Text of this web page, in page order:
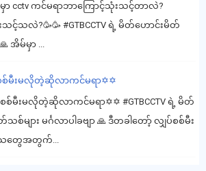
ာ cctv ကင်မရာဘာကြောင့်သုံးသင့်တာလဲ?
လဲ?🥳🥳 #GTBCCTV ရဲ့ မိတ်ဟောင်းမိတ်
အိမ်မှာ ...
စ်မီးမလိုတဲ့ဆိုလာကင်မရာ✡️✡️
စ်မီးမလိုတဲ့ဆိုလာကင်မရာ✡️✡️ #GTBCCTV ရဲ့ မိတ်
စ်များ မင်္ဂလာပါခဗျာ 🙏 ဒီတခါတော့် လျှပ်စစ်မီး
သတွေအတွက်...